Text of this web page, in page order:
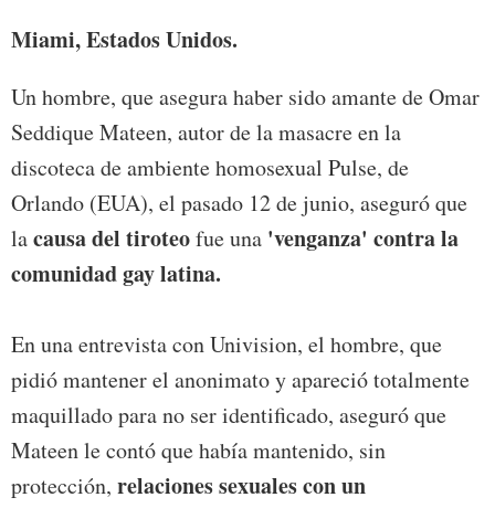
Miami, Estados Unidos.
Un hombre, que asegura haber sido amante de Omar
Seddique Mateen, autor de la masacre en la
discoteca de ambiente homosexual Pulse, de
Orlando (EUA), el pasado 12 de junio, aseguró que
lacausa del tiroteofue una 'venganza' contra la
comunidad gay latina.
En una entrevista con Univision, el hombre, que
pidió mantener el anonimato y apareció totalmente
maquillado para no ser identificado, aseguró que
Mateen le contó que había mantenido, sin
protección, relaciones sexuales con un